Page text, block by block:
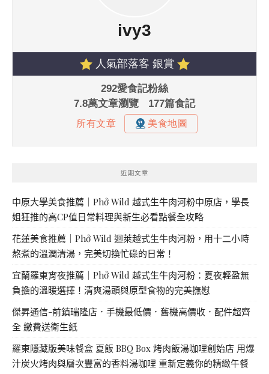
近期文章
中原大學美食推薦｜Phở Wild 越式生牛肉河粉中原店，學長
姐狂推的高CP值日常料理與新生必看點餐全攻略
花蓮美食推薦｜Phở Wild 迴萊越式生牛肉河粉，用十二小時
熬煮的溫潤清湯，完美切換忙碌的日常！
宜蘭羅東宵夜推薦｜Phở Wild 越式生牛肉河粉：夏夜輕盈無
負擔的溫暖選擇！清爽湯頭與原型食物的完美撫慰
傑昇通信-前鎮瑞隆店．手機最低價．舊機高價收．配件超齊
全 繳費送衛生紙
羅東隱藏版美味餐盒 夏飯 BBQ Box 烤肉飯湯咖哩創始店 用爆
汁炭火烤肉與層次豐富的香料湯咖哩 重新定義你的精緻午餐